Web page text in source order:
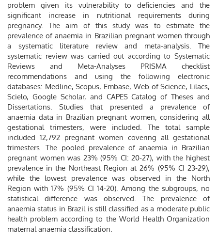
problem given its vulnerability to deficiencies and the
significant increase in nutritional requirements during
pregnancy. The aim of this study was to estimate the
prevalence of anaemia in Brazilian pregnant women through
a systematic literature review and meta-analysis. The
systematic review was carried out according to Systematic
Reviews and Meta-Analyses PRISMA checklist
recommendations and using the following electronic
databases: Medline, Scopus, Embase, Web of Science, Lilacs,
Scielo, Google Scholar, and CAPES Catalog of Theses and
Dissertations. Studies that presented a prevalence of
anaemia data in Brazilian pregnant women, considering all
gestational trimesters, were included. The total sample
included 12,792 pregnant women covering all gestational
trimesters. The pooled prevalence of anaemia in Brazilian
pregnant women was 23% (95% CI: 20-27), with the highest
prevalence in the Northeast Region at 26% (95% CI 23-29),
while the lowest prevalence was observed in the North
Region with 17% (95% CI 14-20). Among the subgroups, no
statistical difference was observed. The prevalence of
anaemia status in Brazil is still classified as a moderate public
health problem according to the World Health Organization
maternal anaemia classification.